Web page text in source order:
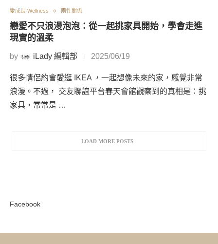
愛成長 Wellness 兩性關係
戀愛不只浪漫泡泡：從一起挑家具開始，學會走進
現實的溫柔
by iLady 編輯部 2025/06/19
很多情侶約會愛逛 IKEA ，一起想像未來的家，感覺非常
浪漫。不過， 交友聯誼平台春天會館觀察到的真相是：挑
家具，常常是 …
LOAD MORE POSTS
Facebook